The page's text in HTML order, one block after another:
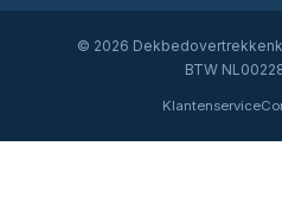
© 2026
BTW
Klantenservice